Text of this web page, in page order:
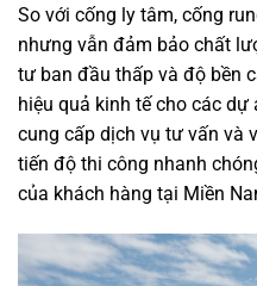
So với cống ly tâm, cống
nhưng vẫn đảm bảo chất
tư ban đầu thấp và độ bền
hiệu quả kinh tế cho các dự
cung cấp dịch vụ tư vấn và
tiến độ thi công nhanh
của khách hàng tại Miền